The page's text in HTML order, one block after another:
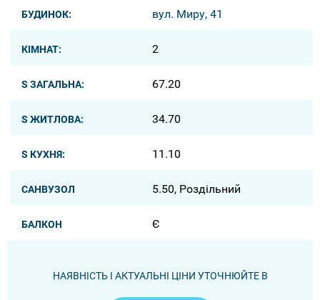
БУДИНОК: вул. Миру, 41
КІМНАТ: 2
S ЗАГАЛЬНА: 67.20
S ЖИТЛОВА: 34.70
S КУХНЯ: 11.10
САНВУЗОЛ 5.50, Роздільний
БАЛКОН Є
НАЯВНІСТЬ І АКТУАЛЬНІ ЦІНИ УТОЧНЮЙТЕ В